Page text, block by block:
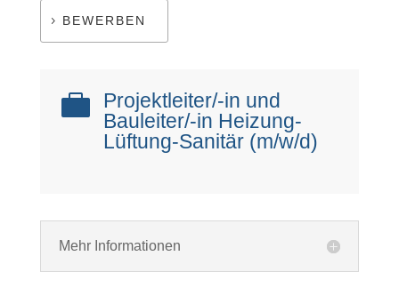
BEWERBEN

Projektleiter/-in und
Bauleiter/-in Heizung-
Lüftung-Sanitär (m/w/d)
Mehr Informationen